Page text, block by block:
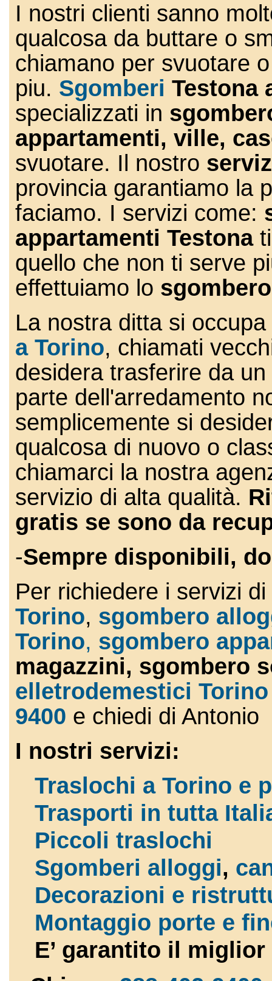
I nostri clienti sanno
qualcosa da buttare o
chiamano per svuotare
piu. Sgomberi Testona
specializzati in
appartamenti, ville,
svuotare. Il nostro
provincia garantiamo la
faciamo. I servizi come:
appartamenti Testonati
quello che non ti serve
effettuiamo lo sgombero
La nostra ditta si
a Torino, chiamati
desidera trasferire da
parte dell'arredamento
semplicemente si
qualcosa di nuovo o
chiamarci la nostra
servizio di alta qualità.
gratis se sono da
-Sempre disponibili,
Per richiedere i servizi di
Torino, sgombero
Torino, sgombero
magazzini, sgombero
elletrodemestici Torino
9400 e chiedi di Antonio
I nostri servizi:
Traslochi a Torino e
Trasporti in tutta
Piccoli traslochi
Sgomberi alloggi,
Decorazioni e
Montaggio porte e
E’ garantito il